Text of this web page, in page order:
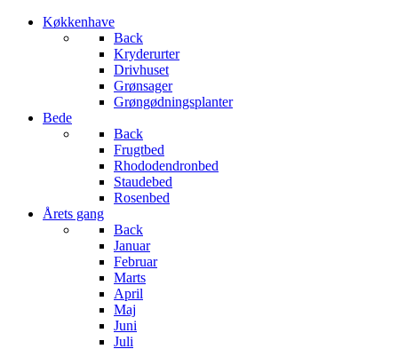
Køkkenhave
Back
Kryderurter
Drivhuset
Grønsager
Grøngødningsplanter
Bede
Back
Frugtbed
Rhododendronbed
Staudebed
Rosenbed
Årets gang
Back
Januar
Februar
Marts
April
Maj
Juni
Juli